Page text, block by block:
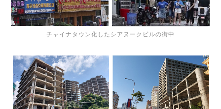
チャイナタウン化したシアヌークビルの街中